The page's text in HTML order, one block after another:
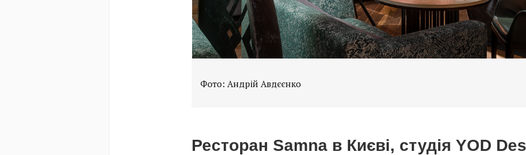
Фото: Андрій Авдєєнко
Ресторан Samna в Києві, студія YOD